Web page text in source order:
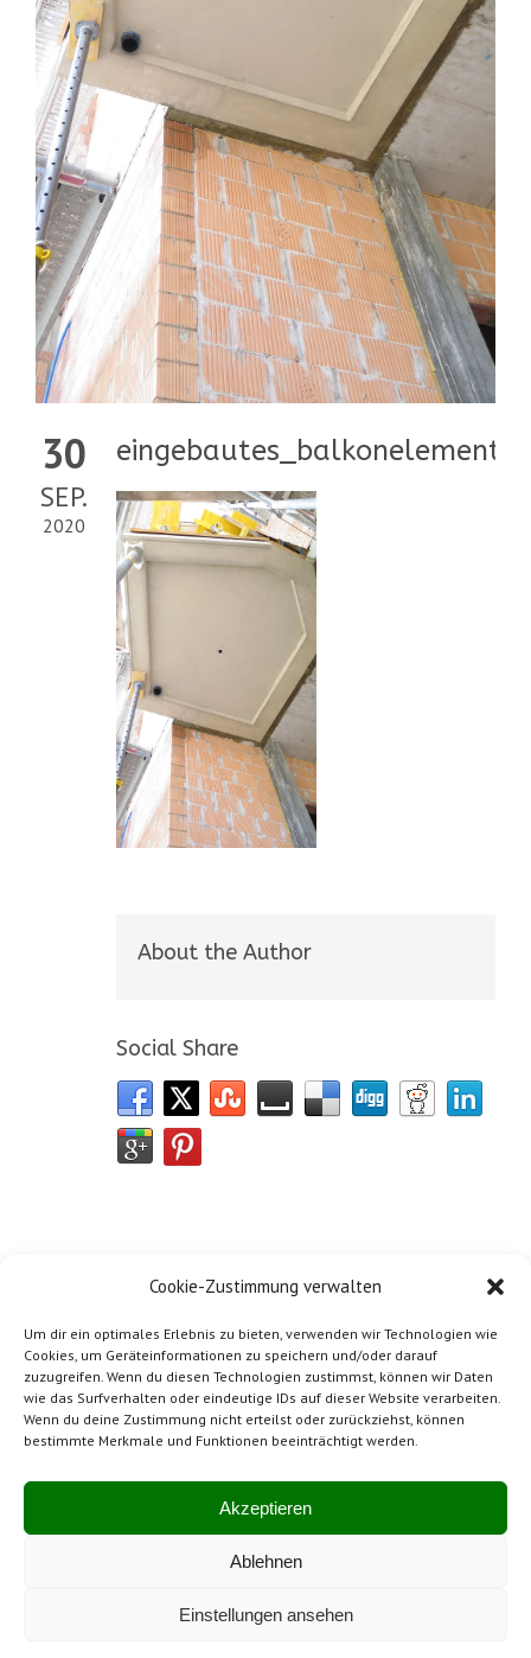
Cookie-Zustimmung verwalten
Um dir ein optimales Erlebnis zu bieten, verwenden wir Technologien wie
Cookies, um Geräteinformationen zu speichern und/oder darauf
zuzugreifen. Wenn du diesen Technologien zustimmst, können wir Daten
wie das Surfverhalten oder eindeutige IDs auf dieser Website verarbeiten.
Wenn du deine Zustimmung nicht erteilst oder zurückziehst, können
bestimmte Merkmale und Funktionen beeinträchtigt werden.
Akzeptieren
Ablehnen
Einstellungen ansehen
30
SEP.
2020
eingebautes_balkonelement
About the Author
Social Share
Mitglied von SwissBeton